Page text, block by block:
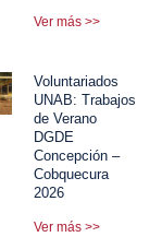
Ver más >>
Voluntariados
UNAB: Trabajos
de Verano
DGDE
Concepción –
Cobquecura
2026
Ver más >>